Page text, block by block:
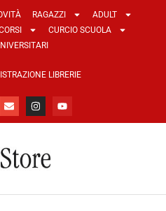
RAGAZZI
ADULT
CURCIO SCUOLA
LIBRERIE